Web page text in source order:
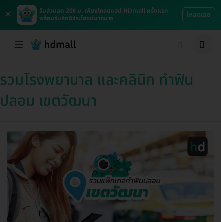
×
รับส่วนลด 200 บ. เพียงโหลดแอป HDmall ครั้งแรก
พร้อมรับสิทธิประโยชน์มากมาย
โหลดเลย
รวมโรงพยาบาล และคลินิก ทำฟัน
ปลอม เขตวัฒนา